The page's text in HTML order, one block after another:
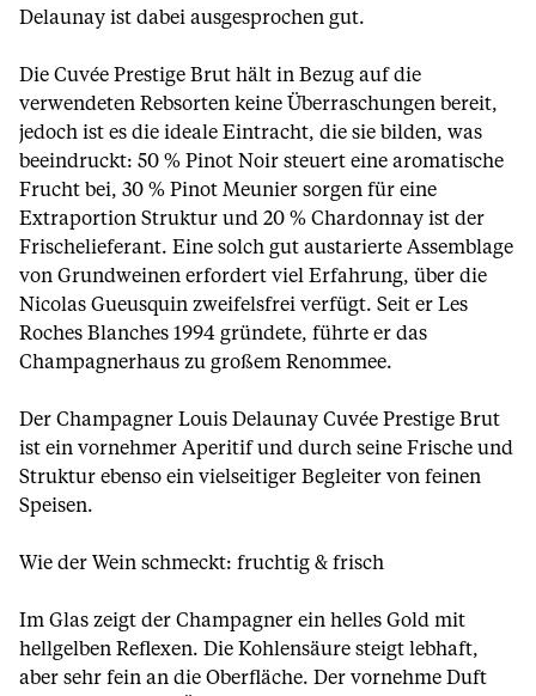
Delaunay ist dabei ausgesprochen gut.
Die Cuvée Prestige Brut hält in Bezug auf die
verwendeten Rebsorten keine Überraschungen bereit,
jedoch ist es die ideale Eintracht, die sie bilden, was
beeindruckt: 50 % Pinot Noir steuert eine aromatische
Frucht bei, 30 % Pinot Meunier sorgen für eine
Extraportion Struktur und 20 % Chardonnay ist der
Frischelieferant. Eine solch gut austarierte Assemblage
von Grundweinen erfordert viel Erfahrung, über die
Nicolas Gueusquin zweifelsfrei verfügt. Seit er Les
Roches Blanches 1994 gründete, führte er das
Champagnerhaus zu großem Renommee.
Der Champagner Louis Delaunay Cuvée Prestige Brut
ist ein vornehmer Aperitif und durch seine Frische und
Struktur ebenso ein vielseitiger Begleiter von feinen
Speisen.
Wie der Wein schmeckt: fruchtig & frisch
Im Glas zeigt der Champagner ein helles Gold mit
hellgelben Reflexen. Die Kohlensäure steigt lebhaft,
aber sehr fein an die Oberfläche. Der vornehme Duft